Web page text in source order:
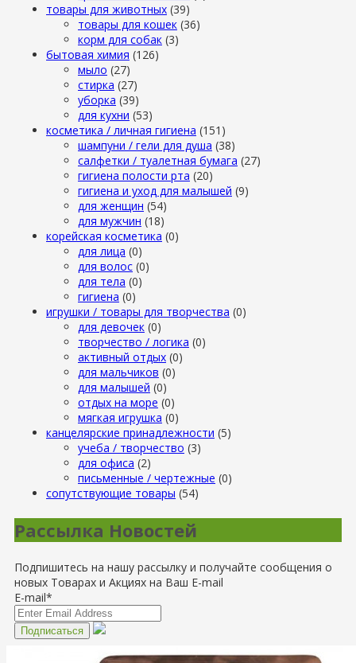
товары для животных (39)
товары для кошек (36)
корм для собак (3)
бытовая химия (126)
мыло (27)
стирка (27)
уборка (39)
для кухни (53)
косметика / личная гигиена (151)
шампуни / гели для душа (38)
салфетки / туалетная бумага (27)
гигиена полости рта (20)
гигиена и уход для малышей (9)
для женщин (54)
для мужчин (18)
корейская косметика (0)
для лица (0)
для волос (0)
для тела (0)
гигиена (0)
игрушки / товары для творчества (0)
для девочек (0)
творчество / логика (0)
активный отдых (0)
для мальчиков (0)
для малышей (0)
отдых на море (0)
мягкая игрушка (0)
канцелярские принадлежности (5)
учеба / творчество (3)
для офиса (2)
письменные / чертежные (0)
сопутствующие товары (54)
Рассылка Новостей
Подпишитесь на нашу рассылку и получайте сообщения о
новых Товарах и Акциях на Ваш E-mail
E-mail*